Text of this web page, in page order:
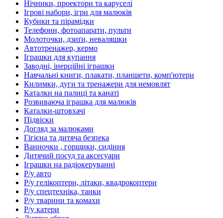
Нічники, проектори та каруселі
Ігрові набори, ігри для малюків
Кубики та пірамідки
Телефони, фотоапарати, пульти
Молоточки, дзиґи, неваляшки
Автотренажер, кермо
Іграшки для купання
Заводні, інерційні іграшки
Навчальні книги, плакати, планшети, комп'ютери
Килимки, дуги та тренажери для немовлят
Каталки на палиці та канаті
Розвиваюча іграшка для малюків
Каталки-штовхачі
Підвіски
Догляд за малюками
Гігієна та дитяча безпека
Ванночки , горщики, сидіння
Дитячий посуд та аксесуари
Іграшки на радіокеруванні
Р/у авто
Р/у гелікоптери, літаки, квадрокоптери
Р/у спецтехніка, танки
Р/у тварини та комахи
Р/у катери